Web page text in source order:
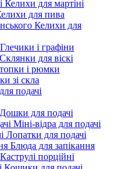
Келихи для мартіні
для пива
Келихи для
Глечики і графіни
Склянки для віскі
і рюмки
зі скла
подачі
Дошки для подачі
Міні-відра для подачі
Лопатки для подачі
Блюда для запікання
Каструлі порційні